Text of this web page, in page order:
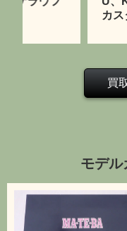
カスタムほか
買
モデ